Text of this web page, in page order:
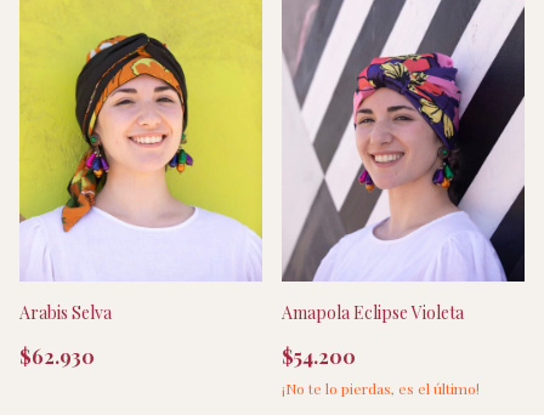
Arabis Selva
$62.930
Amapola Eclipse Violeta
$54.200
¡No te lo pierdas, es el último!